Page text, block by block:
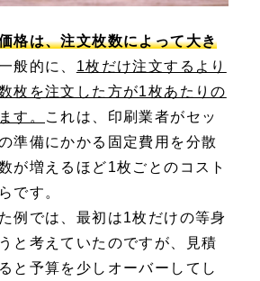
格は、注文枚数によって大き
般的に、 1枚だけ注文するより
枚を注文した方が1枚あたりの
す。
これは、印刷業者がセッ
準備にかかる固定費用を分散
が増えるほど1枚ごとのコスト
です。
例では、最初は1枚だけの等身
と考えていたのですが、見積
と予算を少しオーバーしてし